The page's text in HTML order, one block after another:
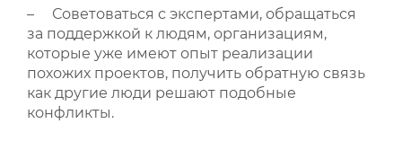
– Советоваться с экспертами, обращаться
за поддержкой к людям, организациям,
которые уже имеют опыт реализации
похожих проектов, получить обратную связь
как другие люди решают подобные
конфликты.